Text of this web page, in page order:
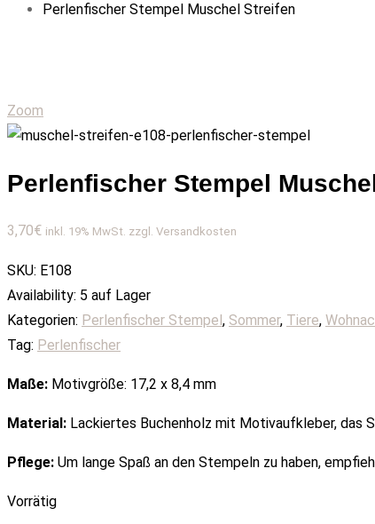
Perlenfischer Stempel Muschel Streifen
Zoom
Perlenfischer Stempel
3,70€ inkl. 19% MwSt. zzgl. Versandkosten
SKU: E108
Availability: 5 auf Lager
Kategorien: Perlenfischer Stempel, Sommer, Tiere,
Tag: Perlenfischer
Maße: Motivgröße: 17,2 x 8,4 mm
Material: Lackiertes Buchenholz mit Motivaufkleber,
Pflege: Um lange Spaß an den Stempeln zu haben,
Vorrätig